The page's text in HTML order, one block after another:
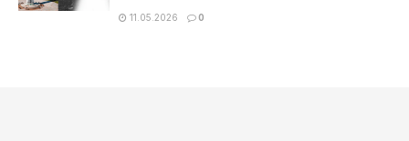
11.05.2026 0